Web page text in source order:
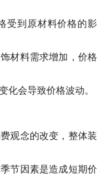
受到原材料价格的影
材料需求增加，价格
化会导致价格波动。
观念的改变，整体装
节因素是造成短期价